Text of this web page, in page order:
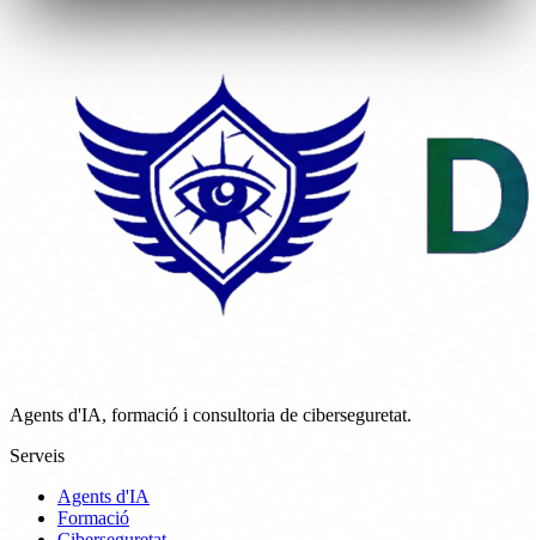
Agents d'IA, formació i consultoria de ciberseguretat.
Serveis
Agents d'IA
Formació